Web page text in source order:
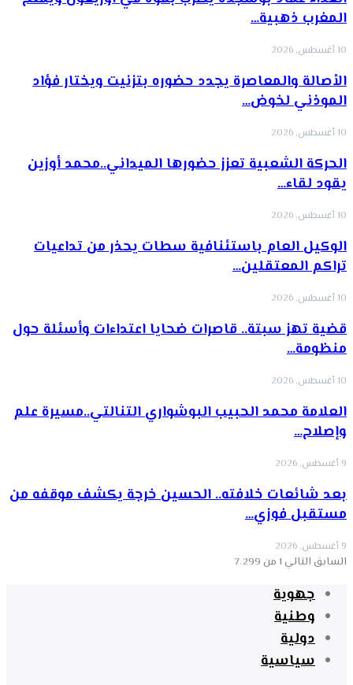
المغرب ذهبية…
10 أغسطس, 2026
الأصالة والمعاصرة يجدد حضوره بتزنيت ويختار فؤاد
الموذني لخوض…
10 أغسطس, 2026
الحركة الشعبية تعزز حضورها الميداني..محمد أوزين
يقود لقاء…
10 أغسطس, 2026
الوكيل العام باستئنافية سطات يحذر من تداعيات
تراكم المعتقلين…
10 أغسطس, 2026
قضية تهز سبتة.. قاصرات ضحايا اعتداءات وأسئلة حول
منظومة…
10 أغسطس, 2026
العلامة محمد الحبيب البوشواري التنالتي..مسيرة علم
وإصلاح…
9 أغسطس, 2026
بعد شائعات خلافته.. الحسين خرجة يكشف موقفه من
مستقبل فوزي…
9 أغسطس, 2026
السابق التالي 1 من 7٬299
جهوية
وطنية
دولية
سياسية